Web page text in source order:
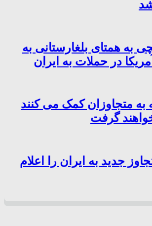
به همتای بلغارستانی به
در حملات به ایران
متجاوزان کمک می کنند
گرفت
جدید به ایران را اعلام